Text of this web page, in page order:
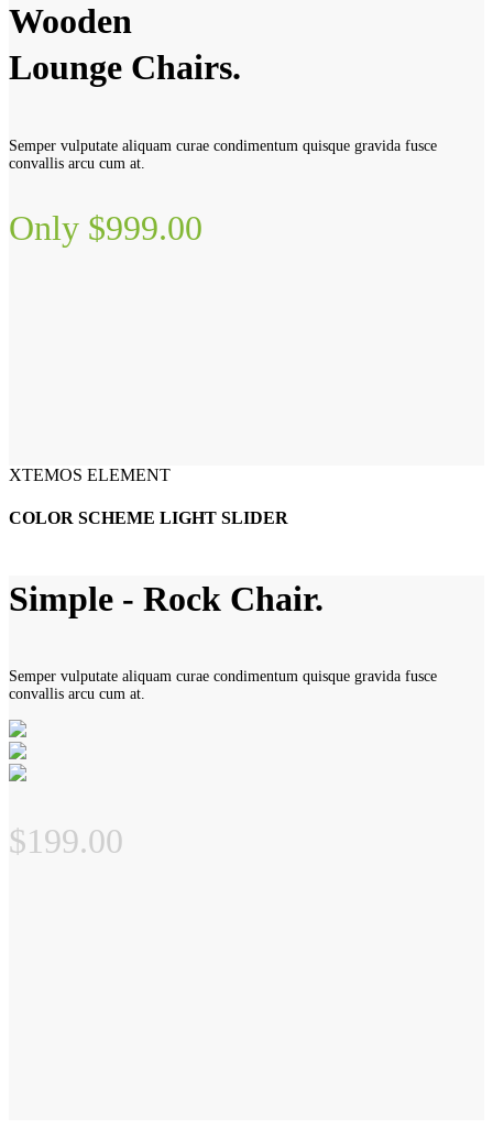
Wooden
Lounge Chairs.
Semper vulputate aliquam curae condimentum quisque gravida fusce
convallis arcu cum at.
Only $999.00
XTEMOS ELEMENT
COLOR SCHEME LIGHT SLIDER
Simple - Rock Chair.
Semper vulputate aliquam curae condimentum quisque gravida fusce
convallis arcu cum at.
$199.00